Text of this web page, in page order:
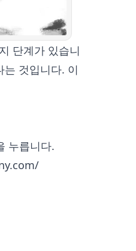
단계가 있습니
것입니다. 이
누릅니다.